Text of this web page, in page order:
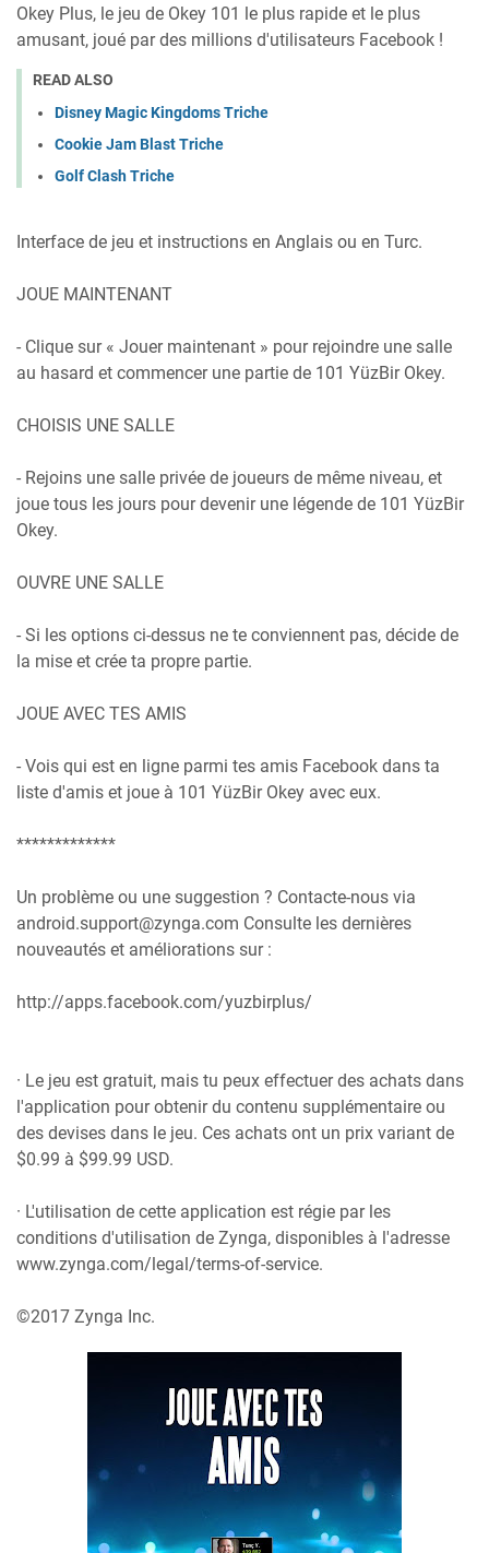
Okey Plus, le jeu de Okey 101 le plus rapide et le plus
amusant, joué par des millions d'utilisateurs Facebook !
READ ALSO
Disney Magic Kingdoms Triche
Cookie Jam Blast Triche
Golf Clash Triche
Interface de jeu et instructions en Anglais ou en Turc.
JOUE MAINTENANT
- Clique sur « Jouer maintenant » pour rejoindre une salle
au hasard et commencer une partie de 101 YüzBir Okey.
CHOISIS UNE SALLE
- Rejoins une salle privée de joueurs de même niveau, et
joue tous les jours pour devenir une légende de 101 YüzBir
Okey.
OUVRE UNE SALLE
- Si les options ci-dessus ne te conviennent pas, décide de
la mise et crée ta propre partie.
JOUE AVEC TES AMIS
- Vois qui est en ligne parmi tes amis Facebook dans ta
liste d'amis et joue à 101 YüzBir Okey avec eux.
*************
Un problème ou une suggestion ? Contacte-nous via
android.support@zynga.com Consulte les dernières
nouveautés et améliorations sur :
http://apps.facebook.com/yuzbirplus/
· Le jeu est gratuit, mais tu peux effectuer des achats dans
l'application pour obtenir du contenu supplémentaire ou
des devises dans le jeu. Ces achats ont un prix variant de
$0.99 à $99.99 USD.
· L'utilisation de cette application est régie par les
conditions d'utilisation de Zynga, disponibles à l'adresse
www.zynga.com/legal/terms-of-service.
©2017 Zynga Inc.